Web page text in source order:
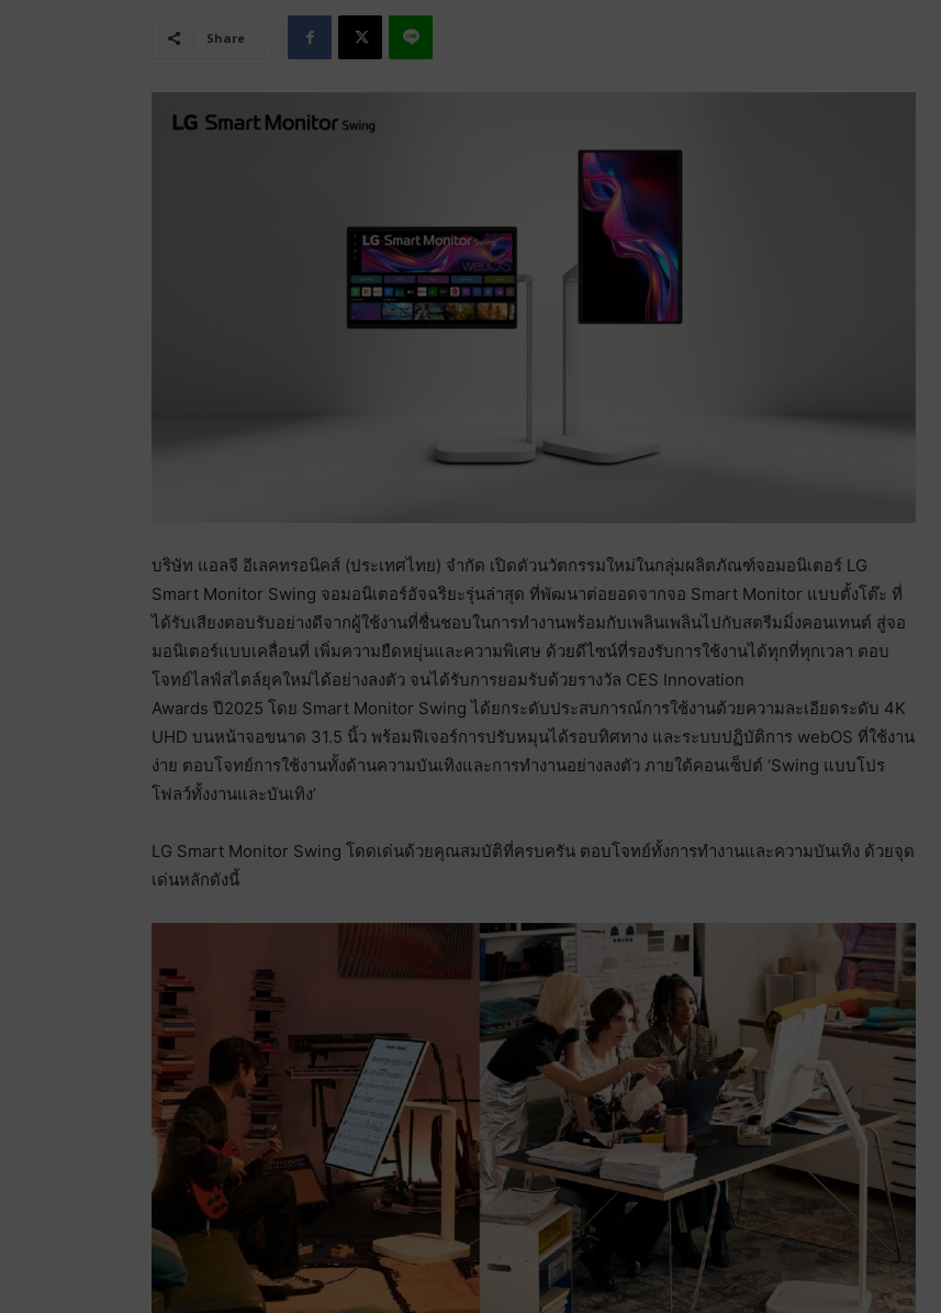
Share
บริษัท แอลจี อีเลคทรอนิคส์ (ประเทศไทย) จำกัด เปิดตัวนวัตกรรมใหม่ในกลุ่มผลิตภัณฑ์จอมอนิเตอร์ LG
Smart Monitor Swing จอมอนิเตอร์อัจฉริยะรุ่นล่าสุด ที่พัฒนาต่อยอดจากจอ Smart Monitor แบบตั้งโต๊ะ ที่
ได้รับเสียงตอบรับอย่างดีจากผู้ใช้งานที่ชื่นชอบในการทำงานพร้อมกับเพลินเพลินไปกับสตรีมมิ่งคอนเทนต์ สู่จอ
มอนิเตอร์แบบเคลื่อนที่ เพิ่มความยืดหยุ่นและความพิเศษ ด้วยดีไซน์ที่รองรับการใช้งานได้ทุกที่ทุกเวลา ตอบ
โจทย์ไลฟ์สไตล์ยุคใหม่ได้อย่างลงตัว จนได้รับการยอมรับด้วยรางวัล CES Innovation
Awards ปี2025 โดย Smart Monitor Swing ได้ยกระดับประสบการณ์การใช้งานด้วยความละเอียดระดับ 4K
UHD บนหน้าจอขนาด 31.5 นิ้ว พร้อมฟีเจอร์การปรับหมุนได้รอบทิศทาง และระบบปฏิบัติการ webOS ที่ใช้งาน
ง่าย ตอบโจทย์การใช้งานทั้งด้านความบันเทิงและการทำงานอย่างลงตัว ภายใต้คอนเซ็ปต์ ‘Swing แบบโปร
โฟลว์ทั้งงานและบันเทิง’
LG Smart Monitor Swing โดดเด่นด้วยคุณสมบัติที่ครบครัน ตอบโจทย์ทั้งการทำงานและความบันเทิง ด้วยจุด
เด่นหลักดังนี้